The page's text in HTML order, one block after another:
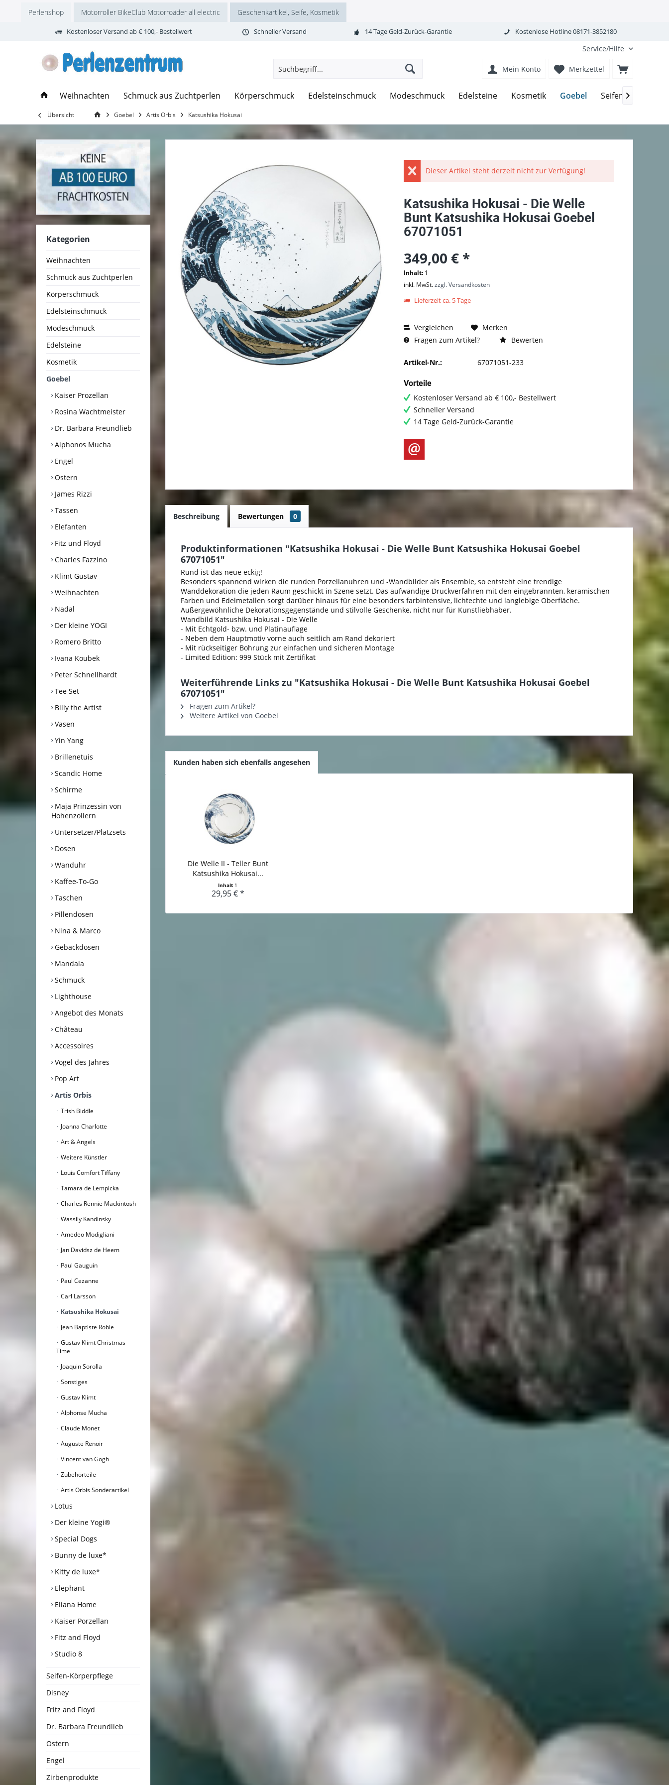
Perlenshop Motorroller BikeClub Motorroäder all electric Geschenkartikel, Seife, Kosmetik
Kostenloser Versand ab € 100,- Bestellwert Schneller Versand 14 Tage Geld-Zurück-Garantie Kostenlose Hotline 08171-3852180
Service/Hilfe
Merkzettel
Mein Konto
Weihnachten Schmuck aus Zuchtperlen Körperschmuck Edelsteinschmuck Modeschmuck Edelsteine Kosmetik Goebel Seifen-
Übersicht Goebel Artis Orbis Katsushika Hokusai
Kategorien
Weihnachten
Schmuck aus Zuchtperlen
Körperschmuck
Edelsteinschmuck
Modeschmuck
Edelsteine
Kosmetik
Goebel
Kaiser Prozellan
Rosina Wachtmeister
Dr. Barbara Freundlieb
Alphonos Mucha
Engel
Ostern
James Rizzi
Tassen
Elefanten
Fitz und Floyd
Charles Fazzino
Klimt Gustav
Weihnachten
Nadal
Der kleine YOGI
Romero Britto
Ivana Koubek
Peter Schnellhardt
Tee Set
Billy the Artist
Vasen
Yin Yang
Brillenetuis
Scandic Home
Schirme
Maja Prinzessin von
Hohenzollern
Untersetzer/Platzsets
Dosen
Wanduhr
Kaffee-To-Go
Taschen
Pillendosen
Nina & Marco
Gebäckdosen
Mandala
Schmuck
Lighthouse
Angebot des Monats
Château
Accessoires
Vogel des Jahres
Pop Art
Artis Orbis
Trish Biddle
Joanna Charlotte
Art & Angels
Weitere Künstler
Louis Comfort Tiffany
Tamara de Lempicka
Charles Rennie Mackintosh
Wassily Kandinsky
Amedeo Modigliani
Jan Davidsz de Heem
Paul Gauguin
Paul Cezanne
Carl Larsson
Katsushika Hokusai
Jean Baptiste Robie
Gustav Klimt Christmas
Time
Joaquin Sorolla
Sonstiges
Gustav Klimt
Alphonse Mucha
Claude Monet
Auguste Renoir
Vincent van Gogh
Zubehörteile
Artis Orbis Sonderartikel
Lotus
Der kleine Yogi®
Special Dogs
Bunny de luxe*
Kitty de luxe*
Elephant
Eliana Home
Kaiser Porzellan
Fitz and Floyd
Studio 8
Seifen-Körperpflege
Disney
Fritz and Floyd
Dr. Barbara Freundlieb
Ostern
Engel
Zirbenprodukte
Dieser Artikel steht derzeit nicht zur Verfügung!
Katsushika Hokusai - Die Welle
Bunt Katsushika Hokusai Goebel
67071051
349,00 € *
Inhalt: 1
inkl. MwSt.zzgl. Versandkosten
Lieferzeit ca. 5 Tage
Vergleichen
Merken
Fragen zum Artikel?
Bewerten
Artikel-Nr.: 67071051-233
Vorteile
Kostenloser Versand ab € 100,- Bestellwert
Schneller Versand
14 Tage Geld-Zurück-Garantie
Beschreibung Bewertungen 0
Produktinformationen "Katsushika Hokusai - Die Welle Bunt Katsushika Hokusai Goebel
67071051"
Rund ist das neue eckig!
Besonders spannend wirken die runden Porzellanuhren und -Wandbilder als Ensemble, so entsteht eine trendige
Wanddekoration die jeden Raum geschickt in Szene setzt. Das aufwändige Druckverfahren mit den eingebrannten, keramischen
Farben und Edelmetallen sorgt darüber hinaus für eine besonders farbintensive, lichtechte und langlebige Oberfläche.
Außergewöhnliche Dekorationsgegenstände und stilvolle Geschenke, nicht nur für Kunstliebhaber.
Wandbild Katsushika Hokusai - Die Welle
- Mit Echtgold- bzw. und Platinauflage
- Neben dem Hauptmotiv vorne auch seitlich am Rand dekoriert
- Mit rückseitiger Bohrung zur einfachen und sicheren Montage
- Limited Edition: 999 Stück mit Zertifikat
Weiterführende Links zu "Katsushika Hokusai - Die Welle Bunt Katsushika Hokusai Goebel
67071051"
Fragen zum Artikel?
Weitere Artikel von Goebel
Kunden haben sich ebenfalls angesehen
Die Welle II - Teller Bunt
Katsushika Hokusai...
Inhalt 1
29,95 € *